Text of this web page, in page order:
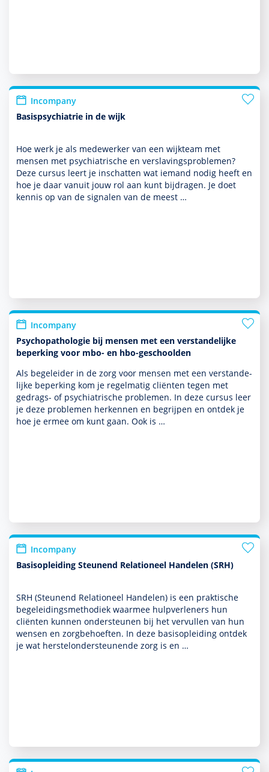
Incompany
Basispsychiatrie in de wijk
Hoe werk je als medewerker van een wijkteam met
mensen met psychia­trische en ver­sla­vingspro­ble­men?
Deze cursus leert je inschatten wat iemand nodig heeft en
hoe je daar vanuit jouw rol aan kunt bijdragen. Je doet
kennis op van de signalen van de meest …
Incompany
Psychopathologie bij mensen met een verstandelijke
beperking voor mbo- en hbo-geschoolden
Als bege­leider in de zorg voor mensen met een ver­stande­
lijke beper­king kom je regelmatig cliënten tegen met
gedrags- of psychia­trische pro­ble­men. In deze cursus leer
je deze pro­ble­men herkennen en begrijpen en ontdek je
hoe je ermee om kunt gaan. Ook is …
Incompany
Basisopleiding Steunend Relationeel Handelen (SRH)
SRH (Steunend Relationeel Han­delen) is een prak­tische
bege­lei­dingsmetho­diek waarmee hulp­ver­le­ners hun
cliënten kunnen onder­steunen bij het vervullen van hun
wensen en zorg­behoef­ten. In deze basis­opleiding ontdek
je wat herstelonder­steunende zorg is en …